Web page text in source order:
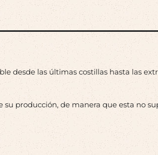
desde las últimas costillas hasta las
producción, de manera que esta no